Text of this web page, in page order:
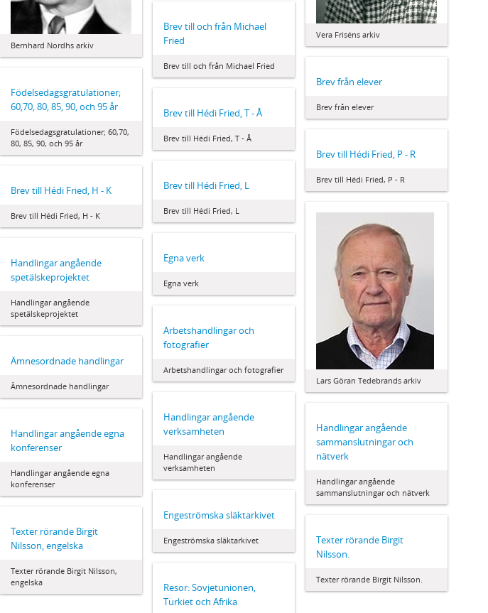
Vera Friséns arkiv
Bernhard Nordhs arkiv
Brev till och från Michael
Fried
Brev till och från Michael Fried
Brev från elever
Brev från elever
Födelsedagsgratulationer;
60,70, 80, 85, 90, och 95 år
Födelsedagsgratulationer; 60,70,
80, 85, 90, och 95 år
Brev till Hédi Fried, T - Å
Brev till Hédi Fried, T - Å
Brev till Hédi Fried, P - R
Brev till Hédi Fried, P - R
Brev till Hédi Fried, L
Brev till Hédi Fried, L
Brev till Hédi Fried, H - K
Brev till Hédi Fried, H - K
Lars Göran Tedebrands arkiv
Egna verk
Egna verk
Handlingar angående
spetälskeprojektet
Handlingar angående
spetälskeprojektet
Arbetshandlingar och
fotografier
Arbetshandlingar och fotografier
Ämnesordnade handlingar
Ämnesordnade handlingar
Handlingar angående
verksamheten
Handlingar angående
verksamheten
Handlingar angående
sammanslutningar och
nätverk
Handlingar angående
sammanslutningar och nätverk
Handlingar angående egna
konferenser
Handlingar angående egna
konferenser
Engeströmska släktarkivet
Engeströmska släktarkivet
Texter rörande Birgit
Nilsson, engelska
Texter rörande Birgit Nilsson,
engelska
Texter rörande Birgit
Nilsson.
Texter rörande Birgit Nilsson.
Resor: Sovjetunionen,
Turkiet och Afrika